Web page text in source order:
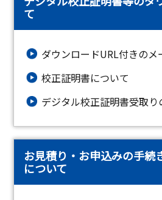
て
ダウンロードURL付きのメ
校正証明書について
デジタル校正証明書受取
お見積り・お申込みの手続
について